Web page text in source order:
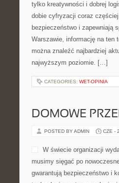
tylko kreatywności i dobrej
dobie cyfryzacji coraz
bezpieczeństwo i zapewniają
Warszawie, informację na ten
można znaleźć najbardziej
najwyższym poziomie. […]
CATEGORIES: WET-OPINIA
DOMOWE
POSTED BY ADMIN CZE -
W świecie organizacji
musimy sięgać po
gwarantują bezpieczeństwo i